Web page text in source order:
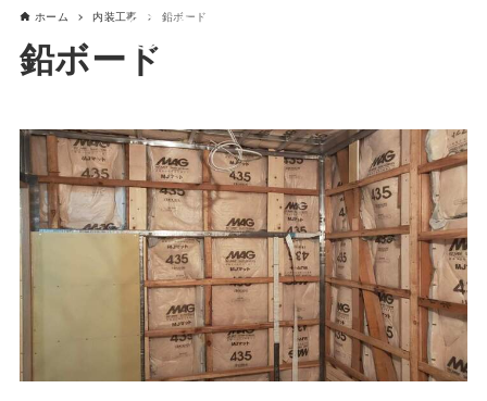
ホーム 内装工事 鉛ボード
鉛ボード